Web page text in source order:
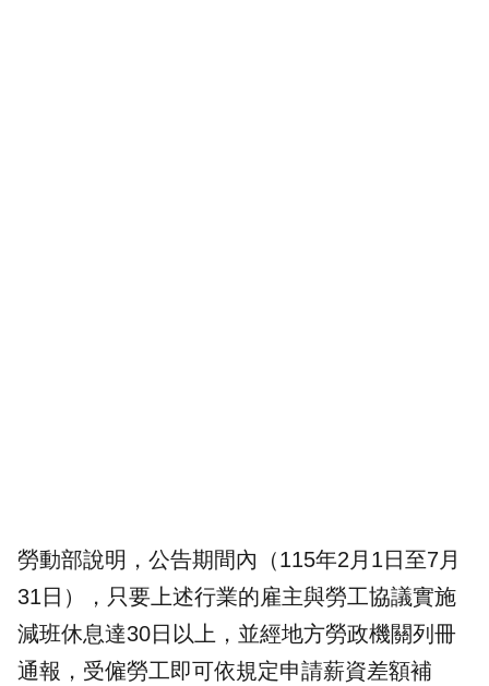
勞動部說明，公告期間內（115年2月1日至7月
31日），只要上述行業的雇主與勞工協議實施
減班休息達30日以上，並經地方勞政機關列冊
通報，受僱勞工即可依規定申請薪資差額補